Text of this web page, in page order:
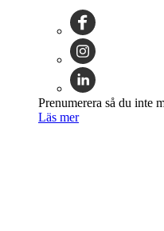
Prenumerera så du inte
Läs mer